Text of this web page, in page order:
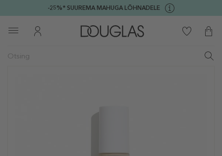
-25%* SUUREMA MAHUGA LÕHNADELE